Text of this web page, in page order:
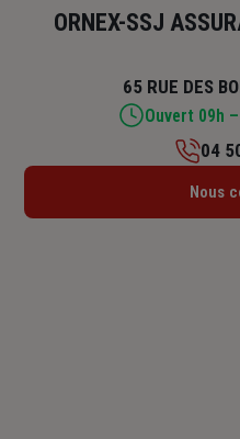
ORNEX-SSJ
65 RUE DES
Lundi : 09h
04
Nous